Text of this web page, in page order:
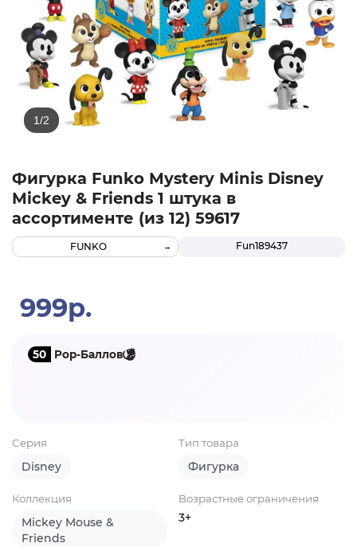
Фигурка Funko Mystery Minis Disney
Mickey & Friends 1 штука в
ассортименте (из 12) 59617
Fun189437
FUNKO
999р.
50 Pop-Баллов
Серия
Disney
Тип товара
Фигурка
Коллекция
Mickey Mouse &
Friends
Возрастные ограничения
3+